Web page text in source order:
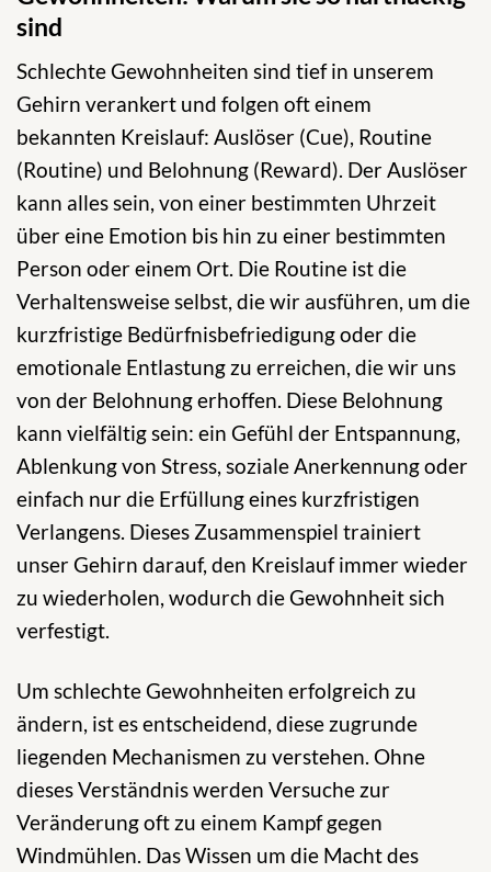
sind
Schlechte Gewohnheiten sind tief in unserem
Gehirn verankert und folgen oft einem
bekannten Kreislauf: Auslöser (Cue), Routine
(Routine) und Belohnung (Reward). Der Auslöser
kann alles sein, von einer bestimmten Uhrzeit
über eine Emotion bis hin zu einer bestimmten
Person oder einem Ort. Die Routine ist die
Verhaltensweise selbst, die wir ausführen, um die
kurzfristige Bedürfnisbefriedigung oder die
emotionale Entlastung zu erreichen, die wir uns
von der Belohnung erhoffen. Diese Belohnung
kann vielfältig sein: ein Gefühl der Entspannung,
Ablenkung von Stress, soziale Anerkennung oder
einfach nur die Erfüllung eines kurzfristigen
Verlangens. Dieses Zusammenspiel trainiert
unser Gehirn darauf, den Kreislauf immer wieder
zu wiederholen, wodurch die Gewohnheit sich
verfestigt.
Um schlechte Gewohnheiten erfolgreich zu
ändern, ist es entscheidend, diese zugrunde
liegenden Mechanismen zu verstehen. Ohne
dieses Verständnis werden Versuche zur
Veränderung oft zu einem Kampf gegen
Windmühlen. Das Wissen um die Macht des